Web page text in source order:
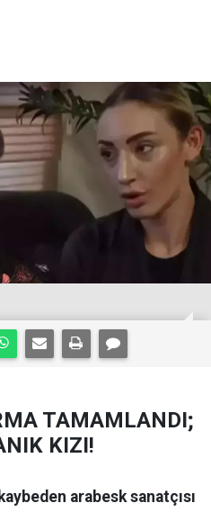
TAMAMLANDI;
KIZI!
arabesk sanatçısı